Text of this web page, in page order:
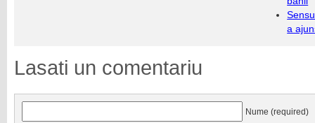
a
Lasati un comentariu
Nume (required)